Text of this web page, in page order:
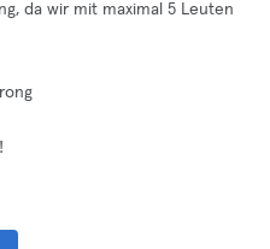
da wir mit maximal 5 Leuten